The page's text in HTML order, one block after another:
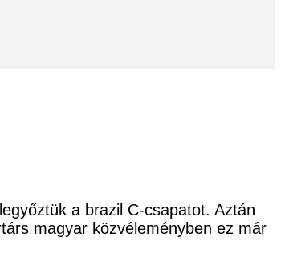
a brazil C-csapatot. Aztán
magyar közvéleményben ez már